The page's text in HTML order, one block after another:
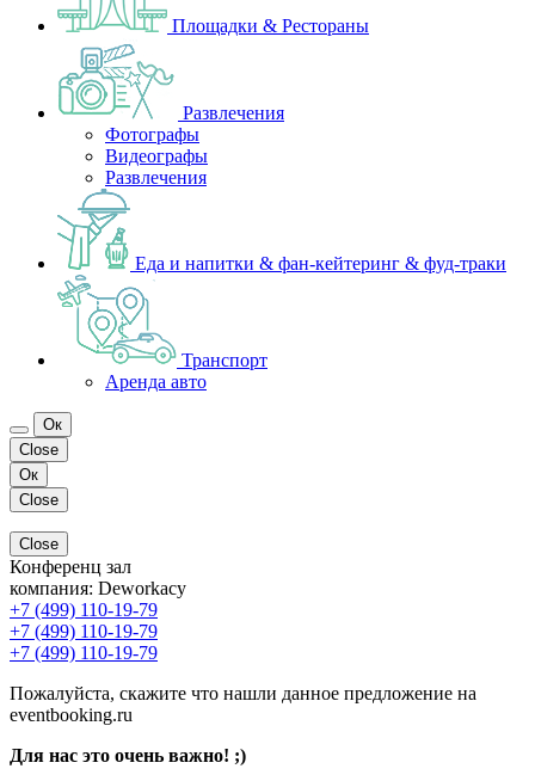
Площадки & Рестораны
Развлечения
Фотографы
Видеографы
Развлечения
Еда и напитки & фан-кейтеринг & фуд-траки
Транспорт
Аренда авто
Ок
Close
Ок
Close
Close
Конференц зал
компания: Deworkacy
+7 (499) 110-19-79
+7 (499) 110-19-79
+7 (499) 110-19-79
Пожалуйста, скажите что нашли данное предложение на
eventbooking.ru
Для нас это очень важно! ;)